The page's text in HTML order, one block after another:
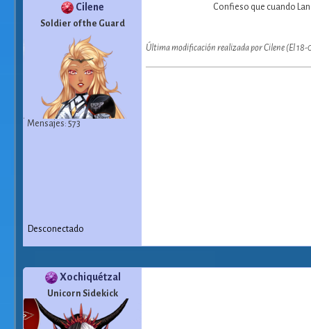
Cilene
Soldier of the Guard
Mensajes: 573
Confieso que cuando
Última modificación realizada por Cilene (El 18-
Desconectado
Xochiquétzal
Unicorn Sidekick